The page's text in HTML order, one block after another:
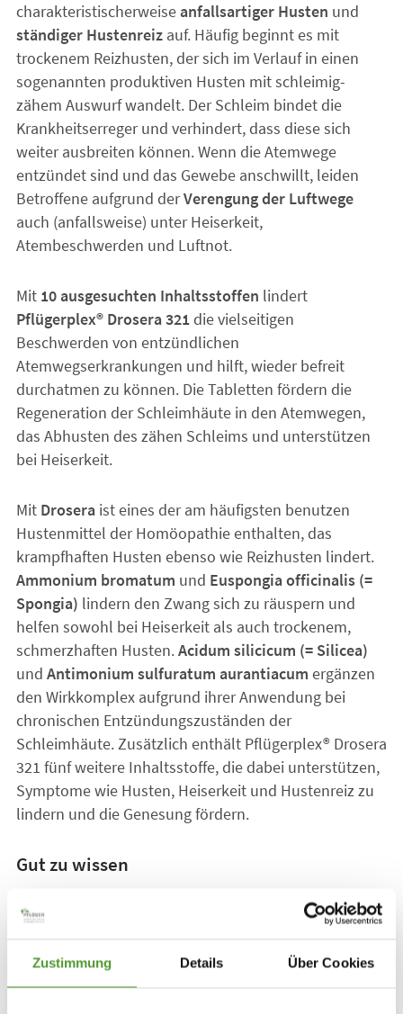
Zustimmung Details Über Cookies
charakteristischerweise anfallsartiger Husten und
ständiger Hustenreizauf. Häufig beginnt es mit
trockenem Reizhusten, der sich im Verlauf in einen
sogenannten produktiven Husten mit schleimig-
zähem Auswurf wandelt. Der Schleim bindet die
Krankheitserreger und verhindert, dass diese sich
weiter ausbreiten können. Wenn die Atemwege
entzündet sind und das Gewebe anschwillt, leiden
Betroffene aufgrund derVerengung der Luftwege
auch (anfallsweise) unter Heiserkeit,
Atembeschwerden und Luftnot.
Mit 10 ausgesuchten Inhaltsstoffen lindert
Pflügerplex® Drosera 321die vielseitigen
Beschwerden von entzündlichen
Atemwegserkrankungen und hilft, wieder befreit
durchatmen zu können. Die Tabletten fördern die
Regeneration der Schleimhäute in den Atemwegen,
das Abhusten des zähen Schleims und unterstützen
bei Heiserkeit.
Mit Drosera ist eines der am häufigsten benutzen
Hustenmittel der Homöopathie enthalten, das
krampfhaften Husten ebenso wie Reizhusten lindert.
Ammonium bromatum und Euspongia officinalis (=
Spongia) lindern den Zwang sich zu räuspern und
helfen sowohl bei Heiserkeit als auch trockenem,
schmerzhaften Husten.Acidum silicicum (= Silicea)
und Antimonium sulfuratum aurantiacum ergänzen
den Wirkkomplex aufgrund ihrer Anwendung bei
chronischen Entzündungszuständen der
Schleimhäute. Zusätzlich enthält Pflügerplex® Drosera
321 fünf weitere Inhaltsstoffe, die dabei unterstützen,
Symptome wie Husten, Heiserkeit und Hustenreiz zu
lindern und die Genesung fördern.
Gut zu wissen
Homöopathische Komplexmittel enthalten sorgfältig
Wirkstoffe, die sich in ihrer Wirkung ergänzen und